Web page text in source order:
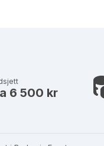
6 500 kr